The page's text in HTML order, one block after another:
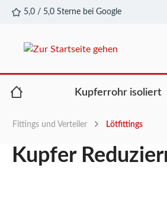
springen
5,0 / 5,0 Sterne bei Google
Kupferrohr isoliert
Fittings und Verteiler Lötfittings
Kupfer